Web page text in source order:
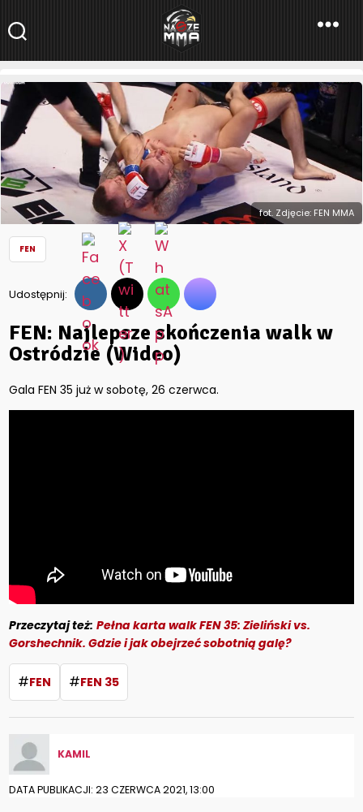
NaszeMMA
NaszeMMA.pl»Aktualności»Polskie MMA»FEN»FEN: Najlepsze
skończenia walk w Ostródzie (Wideo)
fot. Zdjęcie: FEN MMA
FEN
Udostępnij:
FEN: Najlepsze skończenia walk w
Ostródzie (Wideo)
Gala FEN 35 już w sobotę, 26 czerwca.
Przeczytaj też: Pełna karta walk FEN 35: Zieliński vs.
Gorshechnik. Gdzie i jak obejrzeć sobotnią galę?
#FEN #FEN 35
KAMIL
DATA PUBLIKACJI: 23 CZERWCA 2021, 13:00